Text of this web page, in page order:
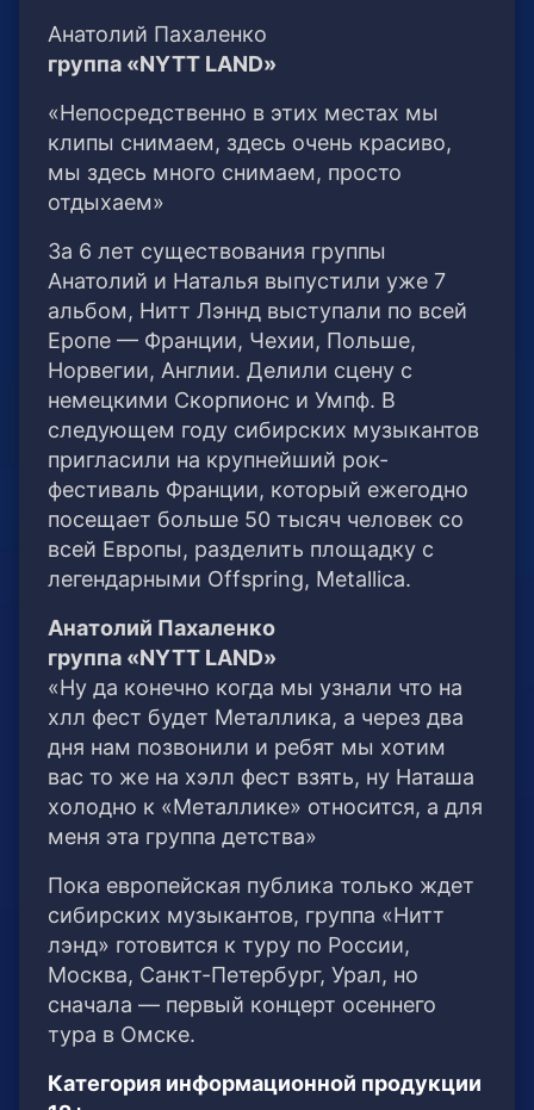
Анатолий Пахаленко
группа «NYTT LAND»
«Непосредственно в этих местах мы
клипы снимаем, здесь очень красиво,
мы здесь много снимаем, просто
отдыхаем»
За 6 лет существования группы
Анатолий и Наталья выпустили уже 7
альбом, Нитт Лэннд выступали по всей
Еропе — Франции, Чехии, Польше,
Норвегии, Англии. Делили сцену с
немецкими Скорпионс и Умпф. В
следующем году сибирских музыкантов
пригласили на крупнейший рок-
фестиваль Франции, который ежегодно
посещает больше 50 тысяч человек со
всей Европы, разделить площадку с
легендарными Offspring, Metallica.
Анатолий Пахаленко
группа «NYTT LAND»
«Ну да конечно когда мы узнали что на
хлл фест будет Металлика, а через два
дня нам позвонили и ребят мы хотим
вас то же на хэлл фест взять, ну Наташа
холодно к «Металлике» относится, а для
меня эта группа детства»
Пока европейская публика только ждет
сибирских музыкантов, группа «Нитт
лэнд» готовится к туру по России,
Москва, Санкт-Петербург, Урал, но
сначала — первый концерт осеннего
тура в Омске.
Категория информационной продукции